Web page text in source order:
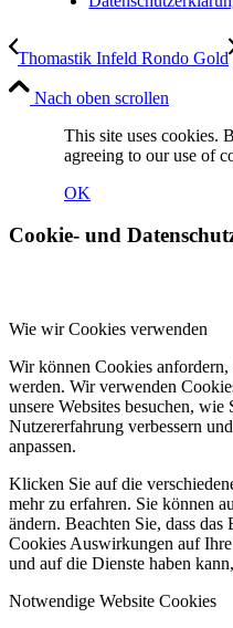
Thomastik Infeld Rondo Gold
Nach oben scrollen
This site uses cookies.
agreeing to our use of
OK
Cookie- und
Wie wir Cookies verwenden
Wir können Cookies
werden. Wir verwenden
unsere Websites besuchen,
Nutzererfahrung verbessern
anpassen.
Klicken Sie auf die
mehr zu erfahren. Sie können
ändern. Beachten Sie, dass
Cookies Auswirkungen auf
und auf die Dienste haben
Notwendige Website Cookies